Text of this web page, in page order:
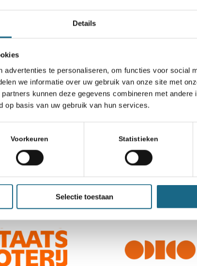
Details
advertenties te personaliseren, om functies voor social
we informatie over uw gebruik van onze site met
kunnen deze gegevens combineren met andere
op basis van uw gebruik van hun services.
Voorkeuren Statistieken
Selectie toestaan
wordt mede mogelijk gemaakt door: